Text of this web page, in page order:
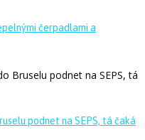
čerpadlami a
podnet na SEPS, tá čaká